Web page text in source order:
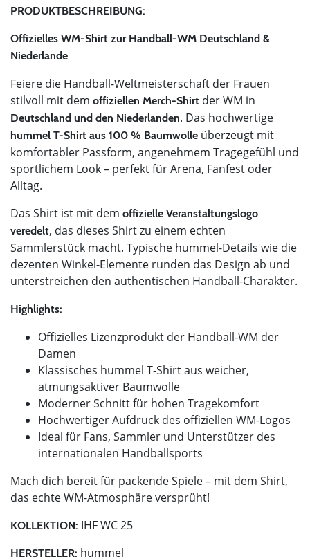
PRODUKTBESCHREIBUNG:
Offizielles WM-Shirt zur Handball-WM Deutschland &
Niederlande
Feiere die Handball-Weltmeisterschaft der Frauen
stilvoll mit dem offiziellen Merch-Shirt der WM in
Deutschland und den Niederlanden. Das hochwertige
hummel T-Shirt aus 100 % Baumwolle überzeugt mit
komfortabler Passform, angenehmem Tragegefühl und
sportlichem Look – perfekt für Arena, Fanfest oder
Alltag.
Das Shirt ist mit dem offizielle Veranstaltungslogo
veredelt, das dieses Shirt zu einem echten
Sammlerstück macht. Typische hummel-Details wie die
dezenten Winkel-Elemente runden das Design ab und
unterstreichen den authentischen Handball-Charakter.
Highlights:
Offizielles Lizenzprodukt der Handball-WM der
Damen
Klassisches hummel T-Shirt aus weicher,
atmungsaktiver Baumwolle
Moderner Schnitt für hohen Tragekomfort
Hochwertiger Aufdruck des offiziellen WM-Logos
Ideal für Fans, Sammler und Unterstützer des
internationalen Handballsports
Mach dich bereit für packende Spiele – mit dem Shirt,
das echte WM-Atmosphäre versprüht!
KOLLEKTION: IHF WC 25
HERSTELLER: hummel